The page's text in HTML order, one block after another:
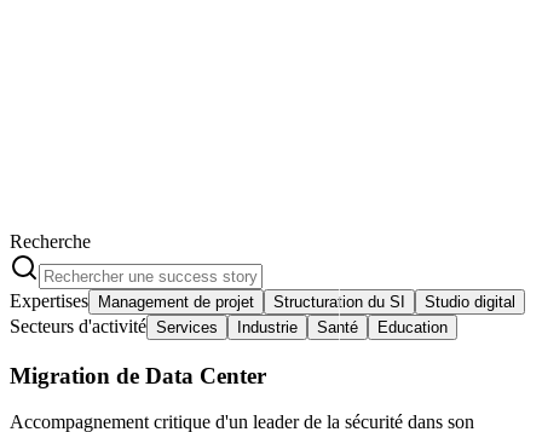
Recherche
Expertises Management de projet Structuration du SI Studio digital
Secteurs d'activité Services Industrie Santé Education
Migration de Data Center
Accompagnement critique d'un leader de la sécurité dans son